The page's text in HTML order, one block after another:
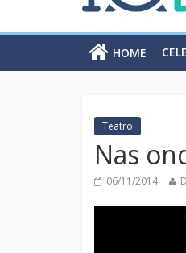
HOME
Teatro
Nas
06/11/2014